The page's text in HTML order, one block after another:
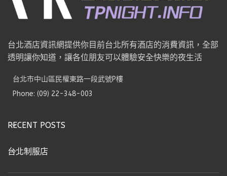
台北酒店資訊網提供你目前台北所有酒店的消費資訊，全部
透明讓你知道，讓各位朋友可以體驗安全快樂的夜生活
台北市中山區民權東路一段武號P樓
Phone: (09) 22-348-003
RECENT POSTS
台北制服店